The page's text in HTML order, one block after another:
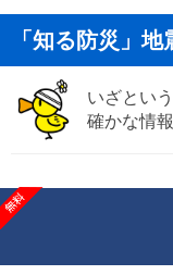
「知る防災」地
いざとい
確かな情